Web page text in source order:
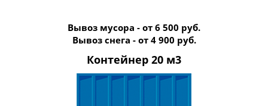
Вывоз мусора - от 6 500 руб.
Вывоз снега - от 4 900 руб.
Контейнер 20 м3